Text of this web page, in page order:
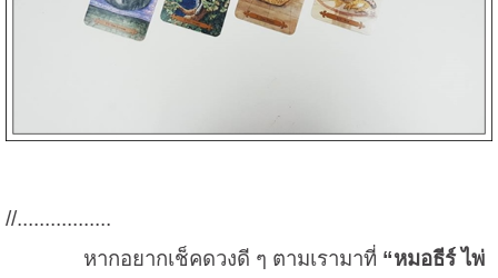
//.................
หากอยากเช็คดวงดี ๆ ตามเรามาที่ “หมอธีร์ ไพ่